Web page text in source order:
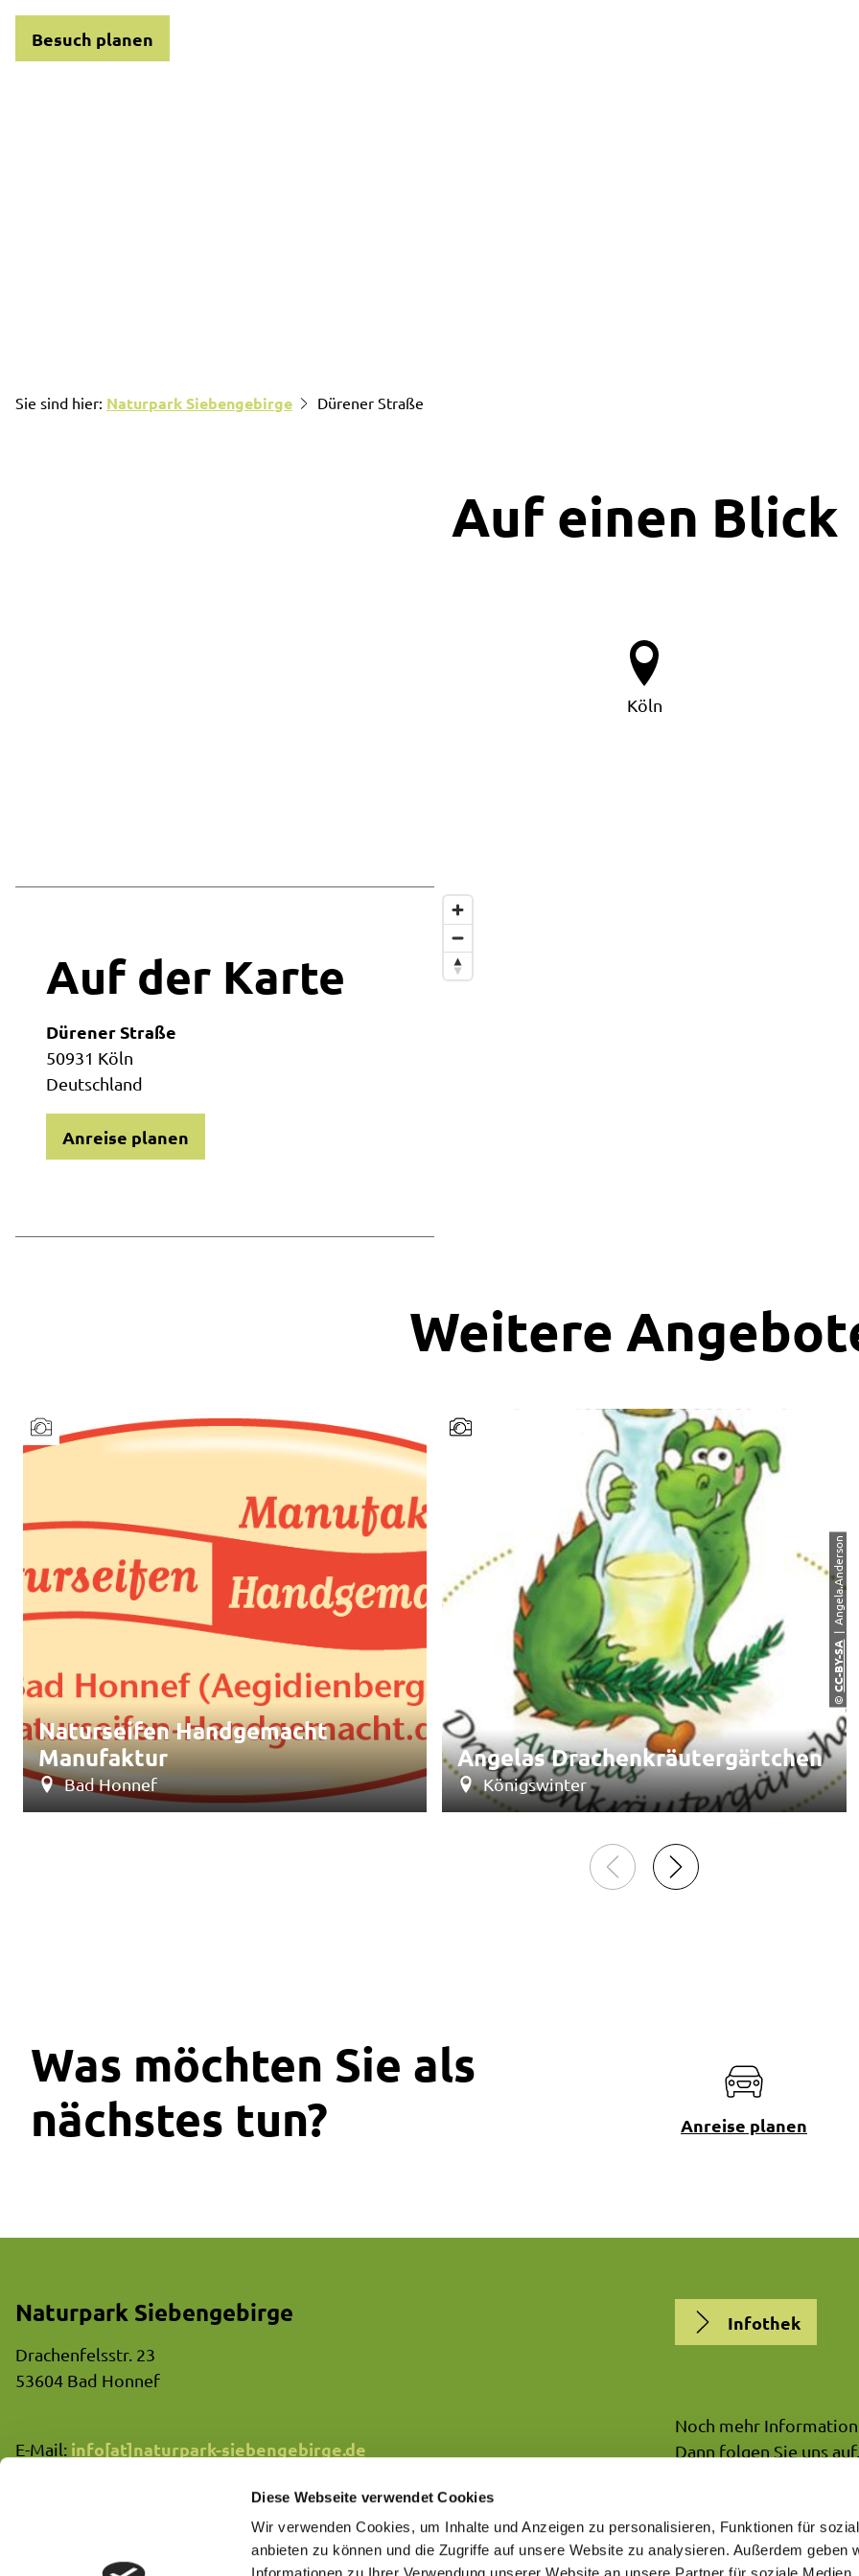
Diese Webseite verwendet Cookies
Wir verwenden Cookies, um Inhalte und Anzeigen zu personalisieren, Funktionen für
anbieten zu können und die Zugriffe auf unsere Website zu analysieren. Außerdem geben
Besuch planen
Sie sind hier: Naturpark Siebengebirge Dürener Straße
Auf einen Blick
Köln
Auf der Karte
Dürener Straße
50931 Köln
Deutschland
Anreise planen
Weitere
Naturseifen Handgemacht
Manufaktur
Bad Honnef
Angelas Drachenkräutergärtchen
Königswinter
©
CC-BY-SA
| Angela.Anderson
Was möchten Sie als
nächstes tun?
Anreise planen
Naturpark Siebengebirge
Drachenfelsstr. 23
53604 Bad Honnef
E-Mail: info[at]naturpark-siebengebirge.de
Infothek
Noch mehr
Dann folgen Sie uns